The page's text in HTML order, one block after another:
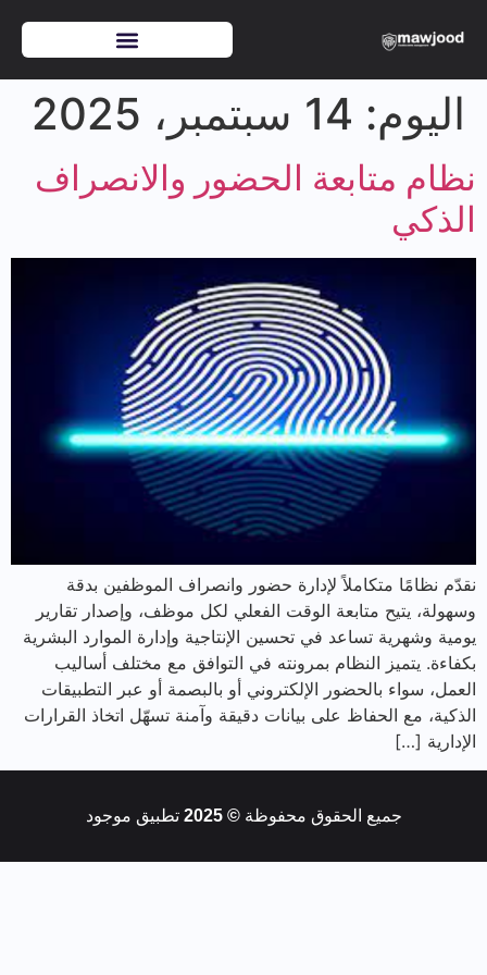
اليوم: 14 سبتمبر، 2025
نظام متابعة الحضور والانصراف
الذكي
نقدّم نظامًا متكاملاً لإدارة حضور وانصراف الموظفين بدقة
وسهولة، يتيح متابعة الوقت الفعلي لكل موظف، وإصدار تقارير
يومية وشهرية تساعد في تحسين الإنتاجية وإدارة الموارد البشرية
بكفاءة. يتميز النظام بمرونته في التوافق مع مختلف أساليب
العمل، سواء بالحضور الإلكتروني أو بالبصمة أو عبر التطبيقات
الذكية، مع الحفاظ على بيانات دقيقة وآمنة تسهّل اتخاذ القرارات
الإدارية […]
جميع الحقوق محفوظة© 2025 تطبيق موجود